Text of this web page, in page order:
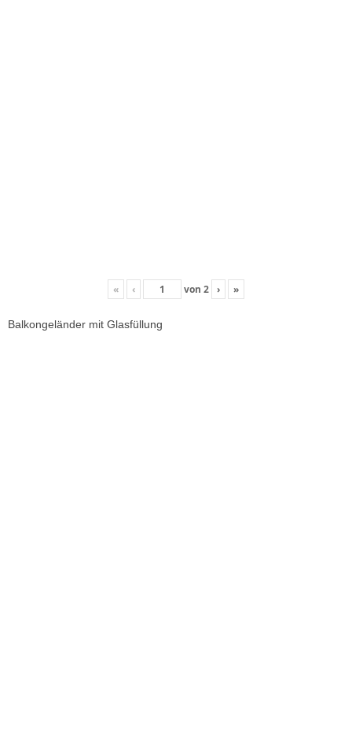
« ‹ von 2 › »
Balkongeländer mit Glasfüllung